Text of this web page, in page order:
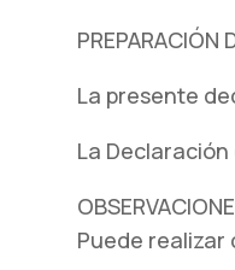
PREPARACIÓN
La presente
La
Puede realizar